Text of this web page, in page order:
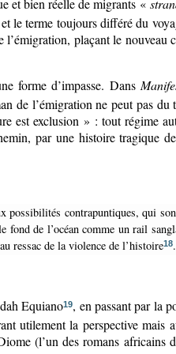
et bien réelle de migrants «
terme toujours différé du
plaçant le
forme d’impasse. Dans
de l’émigration ne peut pas
est exclusion » : tout régime
par une histoire tragique
de l’océan comme un rail
ressac de la violence de l’histoire18.
Equiano19, en passant par la
utilement la perspective mais
(l’un des romans africains